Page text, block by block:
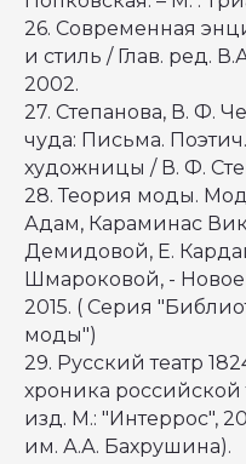
26. Современная
и стиль / Глав. ред.
2002.
27. Степанова, В. Ф.
чуда: Письма.
художницы / В. Ф.
28. Теория моды.
Адам, Караминас
Демидовой, Е.
Шмароковой, - Новое
2015. ( Серия
моды")
29. Русский театр
хроника российской
изд. М.: "Интеррос",
им. А.А. Бахрушина).
КАК
ДОКУМЕНТАЦИЯ
Сведения об
образовательной
организации
Положение о Чемпионате
Кодекс этики
Доктрина АртМастерс
Положение о премии
Пользовательское
соглашение
Партнёрская
презентация
Политика в отношении
обработки
персональных данных
Категория «Юниоры»
Ассоциация
Академия
Продюсерский центр
АртМастерс Регионы
ArtMasters Open
ArtMasters Music